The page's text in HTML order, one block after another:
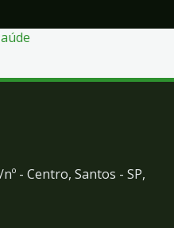
- Centro, Santos - SP,